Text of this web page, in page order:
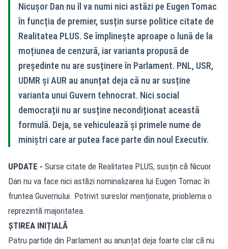
Nicușor Dan nu îl va numi nici astăzi pe Eugen Tomac
în funcția de premier, susțin surse politice citate de
Realitatea PLUS. Se împlinește aproape o lună de la
moțiunea de cenzură, iar varianta propusă de
președinte nu are susținere în Parlament. PNL, USR,
UDMR și AUR au anunțat deja că nu ar susține
varianta unui Guvern tehnocrat. Nici social
democrații nu ar susține necondiționat această
formulă. Deja, se vehiculează și primele nume de
miniștri care ar putea face parte din noul Executiv.
UPDATE - Surse citate de Realitatea PLUS, susțin că Nicuor
Dan nu va face nici astăzi nominalizarea lui Eugen Tomac în
fruntea Guvernului. Potrivit sureslor menționate, prioblema o
reprezintă majoritatea.
ȘTIREA INIȚIALĂ
Patru partide din Parlament au anunțat deja foarte clar că nu